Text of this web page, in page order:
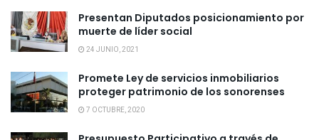
Presentan Diputados posicionamiento por
muerte de líder social
24 JUNIO, 2021
Promete Ley de servicios inmobiliarios
proteger patrimonio de los sonorenses
7 OCTUBRE, 2020